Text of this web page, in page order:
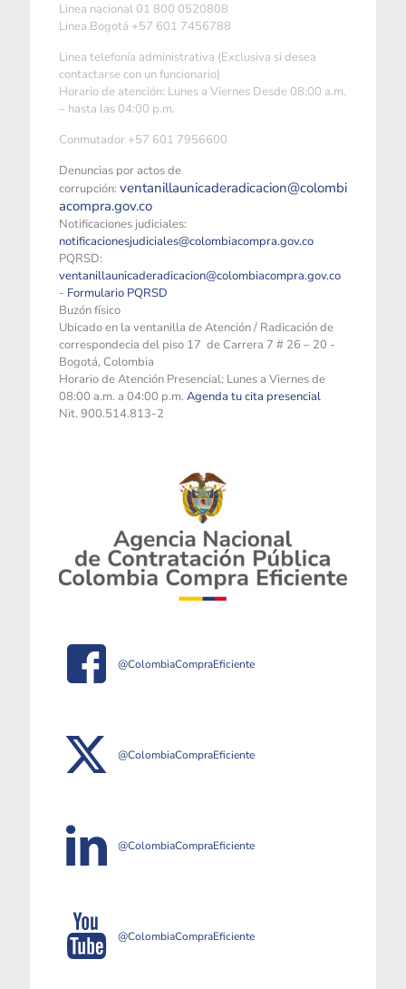
Linea nacional 01 800 0520808
Linea Bogotá +57 601 7456788
Linea telefonía administrativa (Exclusiva si desea
contactarse con un funcionario)
Horario de atención: Lunes a Viernes Desde 08:00 a.m.
– hasta las 04:00 p.m.
Conmutador +57 601 7956600
Denuncias por actos de
corrupción: ventanillaunicaderadicacion@colombi
acompra.gov.co
Notificaciones judiciales:
notificacionesjudiciales@colombiacompra.gov.co
PQRSD:
ventanillaunicaderadicacion@colombiacompra.gov.co
- Formulario PQRSD
Buzón físico
Ubicado en la ventanilla de Atención / Radicación de
correspondecia del piso 17 de Carrera 7 # 26 – 20 -
Bogotá, Colombia
Horario de Atención Presencial: Lunes a Viernes de
08:00 a.m. a 04:00 p.m. Agenda tu cita presencial
Nit. 900.514.813-2
@ColombiaCompraEficiente
@ColombiaCompraEficiente
@ColombiaCompraEficiente
@ColombiaCompraEficiente